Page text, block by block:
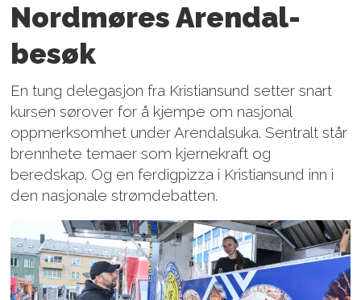
Nordmøres Arendal-
besøk
En tung delegasjon fra Kristiansund setter snart
kursen sørover for å kjempe om nasjonal
oppmerksomhet under Arendalsuka. Sentralt står
brennhete temaer som kjernekraft og
beredskap. Og en ferdigpizza i Kristiansund inn i
den nasjonale strømdebatten.